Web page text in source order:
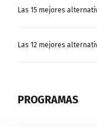
Las 15 mejores
Las 12 mejores
PROGRAMAS